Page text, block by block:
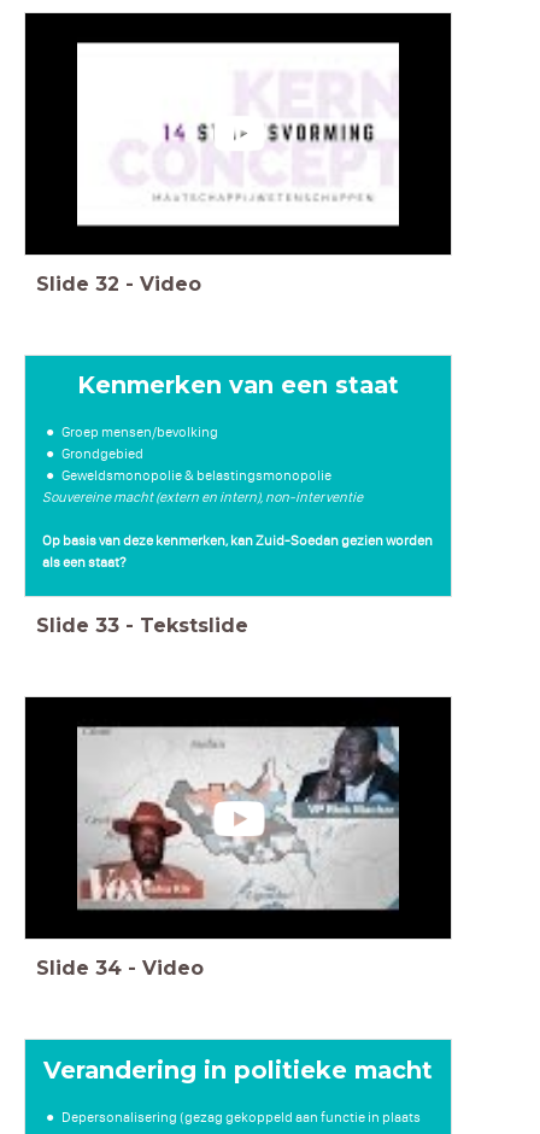
Slide 32 - Video
Kenmerken van een staat
Groep mensen/bevolking
Grondgebied
Geweldsmonopolie & belastingsmonopolie
Souvereine macht (extern en intern), non-interventie
Op basis van deze kenmerken, kan Zuid-Soedan gezien worden
als een staat?
Slide 33 - Tekstslide
Slide 34 - Video
Verandering in politieke macht
Depersonalisering (gezag gekoppeld aan functie in plaats